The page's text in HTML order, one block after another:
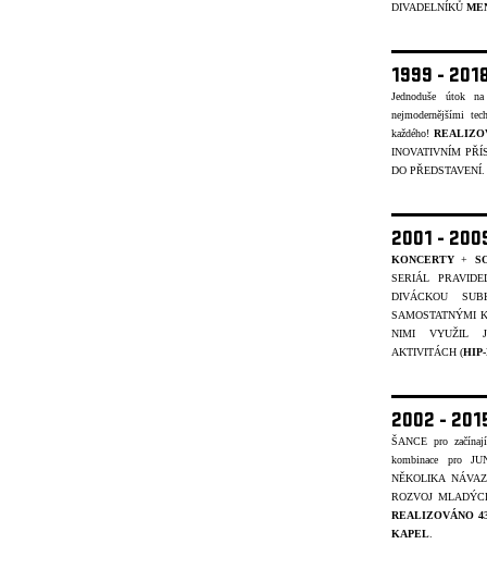
DIVADELNÍKŮ
1999 -
Jednoduše útok
nejmodernějšími
každého!
INOVATIVNÍM
DO PŘEDSTAVENÍ.
2001 -
KONCERTY +
SERIÁL
DIVÁCKOU
SAMOSTATNÝMI
NIMI VYUŽIL
AKTIVITÁCH (HIP-
2002 -
ŠANCE pro
kombinace pro
NĚKOLIKA
ROZVOJ
REALIZOVÁNO
KAPEL